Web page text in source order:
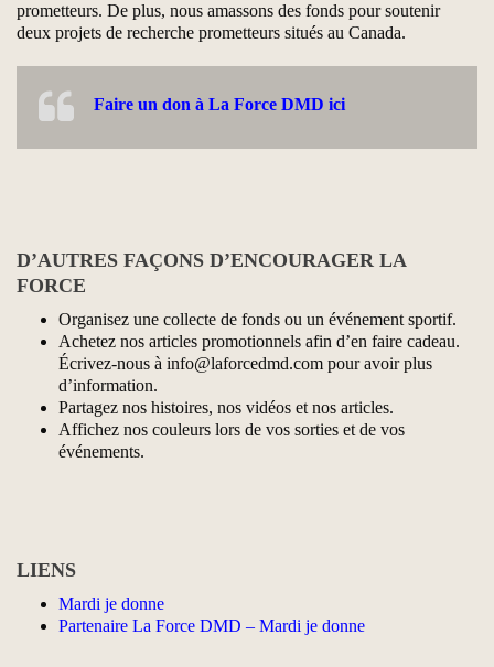
prometteurs. De plus, nous amassons des fonds pour soutenir
deux projets de recherche prometteurs situés au Canada.
Faire un don à La Force DMD ici
D’AUTRES FAÇONS D’ENCOURAGER LA
FORCE
Organisez une collecte de fonds ou un événement sportif.
Achetez nos articles promotionnels afin d’en faire cadeau.
Écrivez-nous à info@laforcedmd.com pour avoir plus
d’information.
Partagez nos histoires, nos vidéos et nos articles.
Affichez nos couleurs lors de vos sorties et de vos
événements.
LIENS
Mardi je donne
Partenaire La Force DMD – Mardi je donne